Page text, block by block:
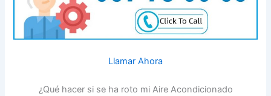
Llamar Ahora
¿Qué hacer si se ha roto mi Aire Acondicionado